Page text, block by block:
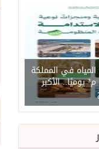
المياه في المملكة
تتجاوز 16 مليون م³ يوميًا.. الأكبر